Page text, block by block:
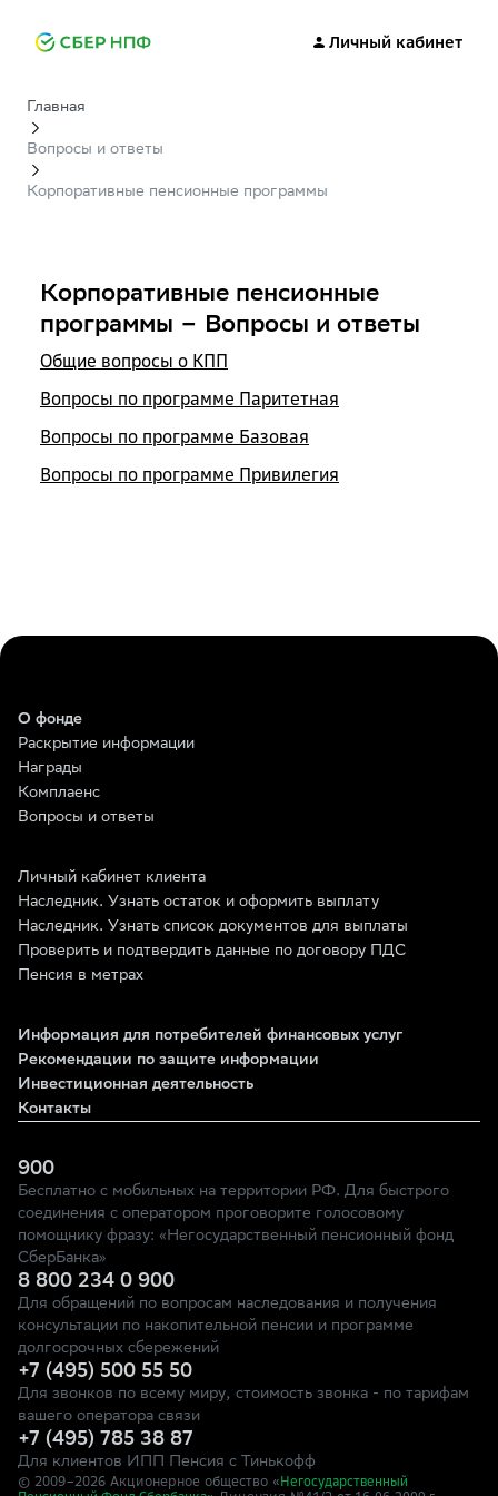
Личный кабинет
Главная
Вопросы и ответы
Корпоративные пенсионные программы
Корпоративные пенсионные
программы – Вопросы и ответы
Общие вопросы о КПП
Вопросы по программе Паритетная
Вопросы по программе Базовая
Вопросы по программе Привилегия
О фонде
Раскрытие информации
Награды
Комплаенс
Вопросы и ответы
Личный кабинет клиента
Наследник. Узнать остаток и оформить выплату
Наследник. Узнать список документов для выплаты
Проверить и подтвердить данные по договору ПДС
Пенсия в метрах
Информация для потребителей финансовых услуг
Рекомендации по защите информации
Инвестиционная деятельность
Контакты
900
Бесплатно с мобильных на территории РФ. Для быстрого
соединения с оператором проговорите голосовому
помощнику фразу: «Негосударственный пенсионный фонд
СберБанка»
8 800 234 0 900
Для обращений по вопросам наследования и получения
консультации по накопительной пенсии и программе
долгосрочных сбережений
+7 (495) 500 55 50
Для звонков по всему миру, стоимость звонка - по тарифам
вашего оператора связи
+7 (495) 785 38 87
Для клиентов ИПП Пенсия с Тинькофф
© 2009–2026 Акционерное общество « Негосударственный